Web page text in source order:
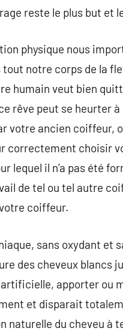
reste le plus but et
physique nous
notre corps de la
humain veut bien
rêve peut se heurter
votre ancien coiffeur,
correctement choisir
lequel il n’a pas été
de tel ou tel autre
coiffeur.
sans oxydant et
des cheveux blancs
apporter ou
et disparait
naturelle du cheveu à